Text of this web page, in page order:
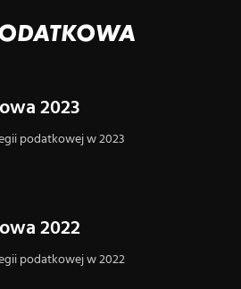
2023
podatkowej w 2023
2022
podatkowej w 2022